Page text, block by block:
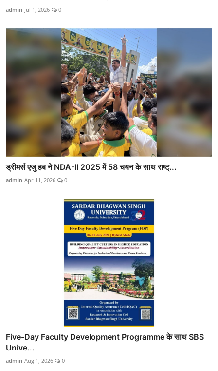
admin Jul 1, 2026 0
ड्रीमर्स एजु हब ने NDA-II 2025 में 58 चयन के साथ राष्ट्...
admin Apr 11, 2026 0
Five-Day Faculty Development Programme के साथ SBS
Unive...
admin Aug 1, 2026 0